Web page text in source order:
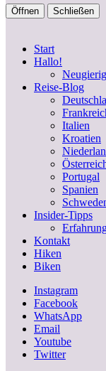
Öffnen Schließen
Start
Hallo!
Reise-Blog
Italien
Kroatien
Portugal
Spanien
Insider-Tipps
Kontakt
Hiken
Biken
Instagram
Facebook
WhatsApp
Email
Youtube
Twitter